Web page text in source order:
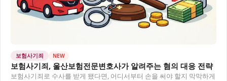
보험사기죄 NEW
보험사기죄, 울산보험전문변호사가 알려주는 혐의 대응 전략
보험사기죄로 수사를 받게 됐다면, 어디서부터 손을 써야 할지 막막하게